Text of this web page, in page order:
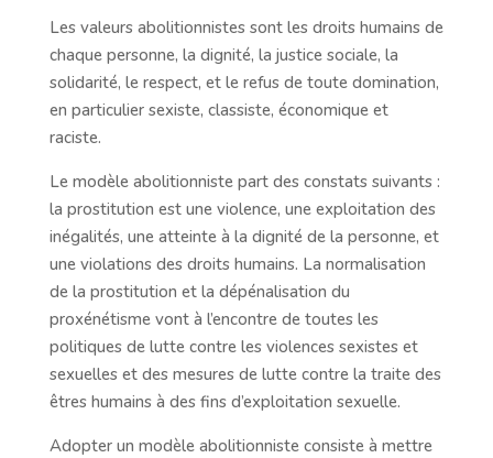
Les valeurs abolitionnistes sont les droits humains de
chaque personne, la dignité, la justice sociale, la
solidarité, le respect, et le refus de toute domination,
en particulier sexiste, classiste, économique et
raciste.
Le modèle abolitionniste part des constats suivants :
la prostitution est une violence, une exploitation des
inégalités, une atteinte à la dignité de la personne, et
une violations des droits humains. La normalisation
de la prostitution et la dépénalisation du
proxénétisme vont à l’encontre de toutes les
politiques de lutte contre les violences sexistes et
sexuelles et des mesures de lutte contre la traite des
êtres humains à des fins d’exploitation sexuelle.
Adopter un modèle abolitionniste consiste à mettre